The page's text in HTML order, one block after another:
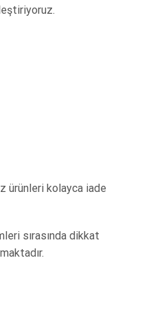
ürünleri kolayca iade
sırasında dikkat